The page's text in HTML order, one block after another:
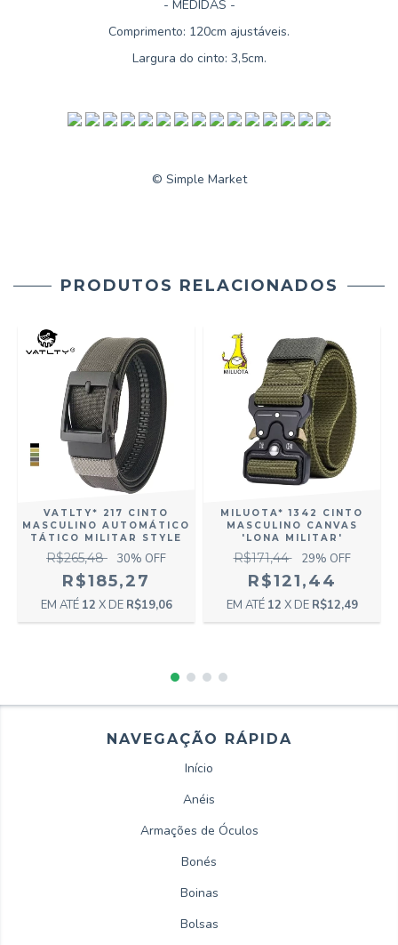
- MEDIDAS -
Comprimento: 120cm ajustáveis.
Largura do cinto: 3,5cm.
© Simple Market
PRODUTOS RELACIONADOS
VATLTY* 217 CINTO
MASCULINO AUTOMÁTICO
TÁTICO MILITAR STYLE
R$265,48 30% OFF
R$185,27
12 X DE R$19,06
MILUOTA* 1342 CINTO
MASCULINO CANVAS
'LONA MILITAR'
R$171,44 29% OFF
R$121,44
12 X DE R$12,49
NAVEGAÇÃO RÁPIDA
Início
Anéis
Armações de Óculos
Bonés
Boinas
Bolsas